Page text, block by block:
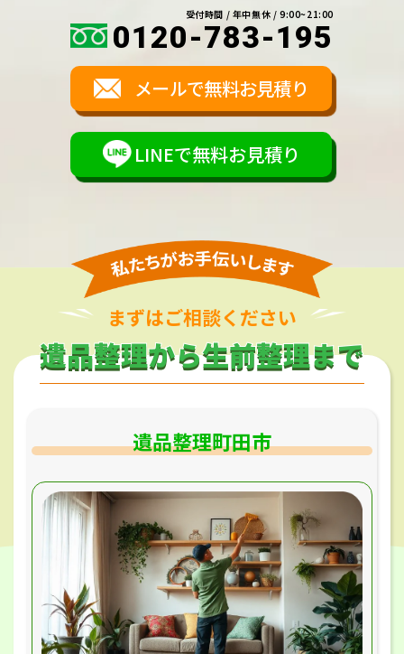
受付時間 / 年中無休 / 9:00~21:00
0120-783-195
メールで無料お見積り
LINEで無料お見積り
まずはご相談ください
遺品整理から生前整理まで
遺品整理から生前整理まで
遺品整理町田市